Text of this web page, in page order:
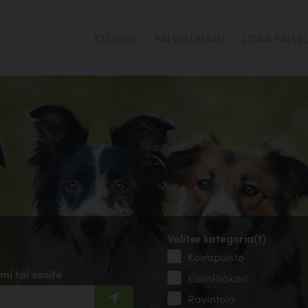
ETUSIVU PALVELUHAKU LISÄÄ
tai osoite
Valitse kategoria(t)
Koirapuisto
Eläinlääkäri
Ravintola